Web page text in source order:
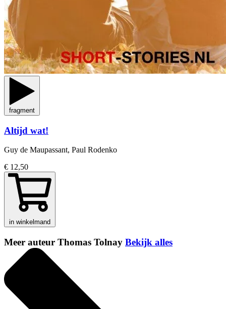
fragment
Altijd wat!
Guy de Maupassant, Paul Rodenko
€ 12,50
in winkelmand
Meer auteur Thomas Tolnay Bekijk alles